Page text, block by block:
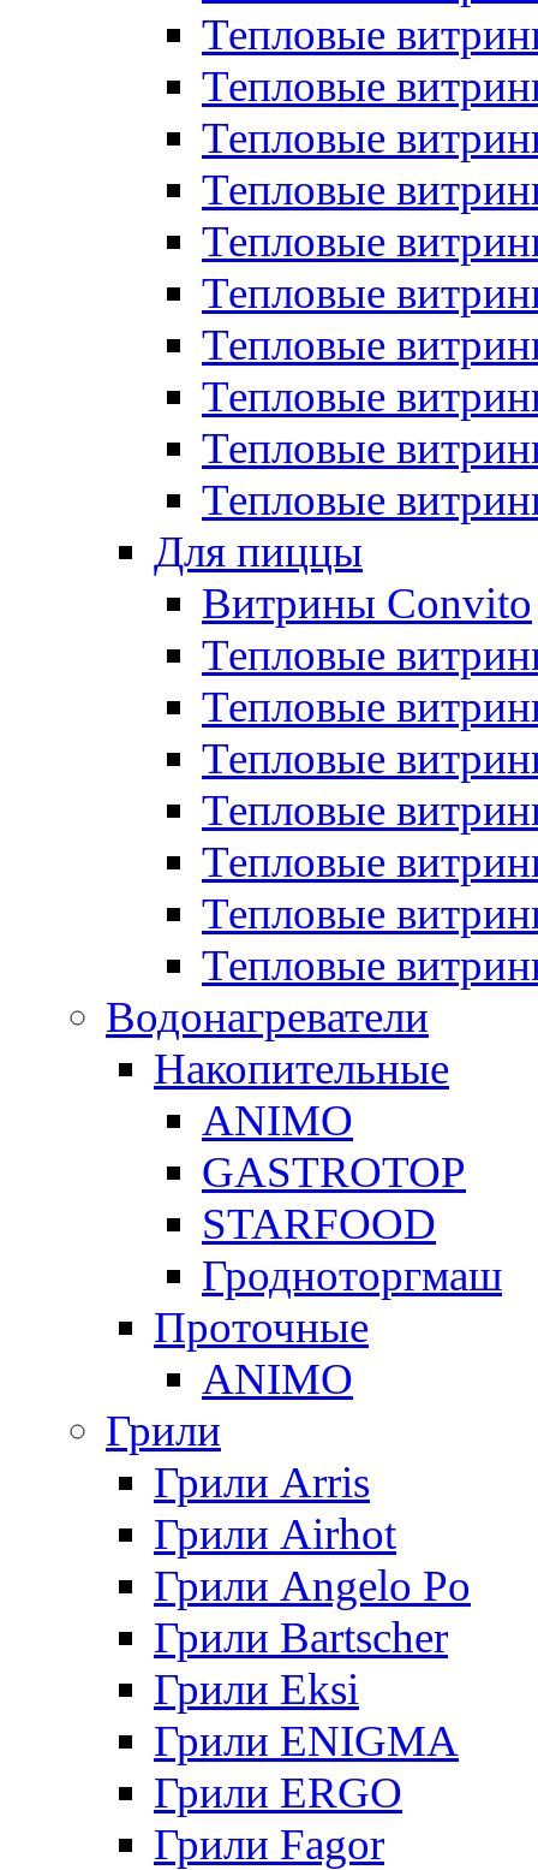
Тепловые
Тепловые
Тепловые
Тепловые
Тепловые
Тепловые
Тепловые
Тепловые
Тепловые
Тепловые
Для пиццы
Витрины Convito
Тепловые
Тепловые
Тепловые
Тепловые
Тепловые
Тепловые
Тепловые
Водонагреватели
Накопительные
ANIMO
GASTROTOP
STARFOOD
Гродноторгмаш
Проточные
ANIMO
Грили
Грили Arris
Грили Airhot
Грили Angelo Po
Грили Bartscher
Грили Eksi
Грили ENIGMA
Грили ERGO
Грили Fagor